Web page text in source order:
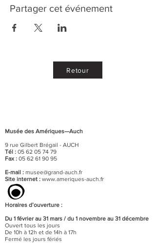
Partager cet événement
Retour
Musée des Amériques—Auch
9 rue Gilbert Brégail - AUCH
Tél : 05 62 05 74 79
Fax : 05 62 61 90 95
E-mail : musee@grand-auch.fr
Site internet : www.ameriques-auch.fr
Horaires d’ouverture :
Du 1 février au 31 mars / du 1 novembre au 31 décembre
Ouvert tous les jours
De 10h à 12h et de 14h à 17h
Fermé les jours fériés